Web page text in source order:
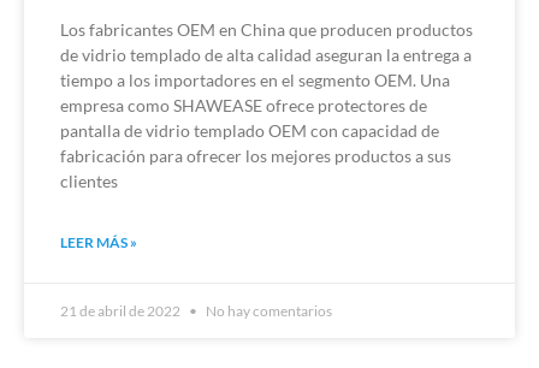
Los fabricantes OEM en China que producen productos
de vidrio templado de alta calidad aseguran la entrega a
tiempo a los importadores en el segmento OEM. Una
empresa como SHAWEASE ofrece protectores de
pantalla de vidrio templado OEM con capacidad de
fabricación para ofrecer los mejores productos a sus
clientes
LEER MÁS »
21 de abril de 2022 No hay comentarios